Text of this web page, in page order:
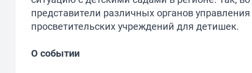
представители различных органов
просветительских учреждений для детишек.
О событии